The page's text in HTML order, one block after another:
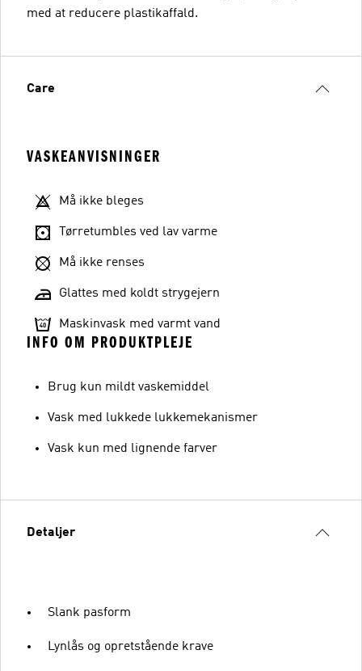
med at reducere plastikaffald.
Care
VASKEANVISNINGER
Må ikke bleges
Tørretumbles ved lav varme
Må ikke renses
Glattes med koldt strygejern
Maskinvask med varmt vand
INFO OM PRODUKTPLEJE
Brug kun mildt vaskemiddel
Vask med lukkede lukkemekanismer
Vask kun med lignende farver
Detaljer
Slank pasform
Lynlås og opretstående krave